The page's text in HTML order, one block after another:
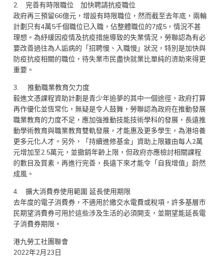
2. 完善有時限職位 加快聘請抗疫職位
政府再三預留66億元，增設有時限職位，然而截至去年底，兩輪
計劃只有4萬5千個職位已入職，佔整體職位的7成5，情況不甚
理想。為紓緩因疫情及抗疫措施導致的失業情況，勞聯認為有必
要改善過往為人詬病的「招聘慢、入職慢」狀況，特別是加快與
防疫抗疫相關的職位，待失業市民盡快就業比單純的濟助來得更
重要。
3. 推動職業教育欠力度
毅進文憑課程資助計劃是青少年追夢的其中一個途徑，政府打算
再作優化並恆常化，無疑是令人鼓舞，勞聯認為政府在推動發展
職業教育的力度不足，應加強推動技能技術學科的發展，長遠推
動學術教育與職業教育雙軌發展，才能惠及更多學生，為港培養
更多元化人才。另外，「持續進修基金」資助上限雖由每人2萬
元增加至2.5萬元，並撤銷年齡上限，但政府亦應檢討相關課程
的數目及質素，再進行完善，長遠下來才能令「自我增值」蔚然
成風。
4. 擴大消費券使用範圍 延長使用期限
去年度的電子消費券，不適用於繳交水電費或稅項，許多基層市
民期望消費券可用於這些涉及生活的必須開支，並期望能延長電
子消費券期限。
港九勞工社團聯會
2022年2月23日